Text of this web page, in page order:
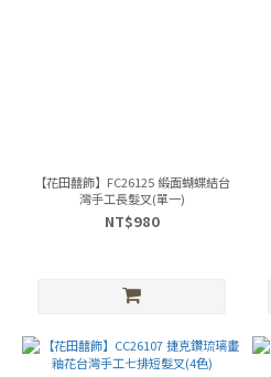
【花田囍飾】FC26125 緞面蝴蝶結台
灣手工長髮叉(單一)
NT$980